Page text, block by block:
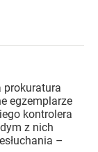
prokuratura
egzemplarze
kontrolera
z nich
–